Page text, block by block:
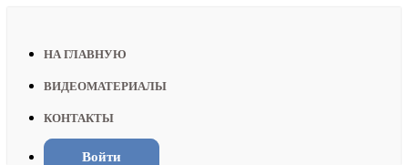
НА ГЛАВНУЮ
ВИДЕОМАТЕРИАЛЫ
КОНТАКТЫ
Войти